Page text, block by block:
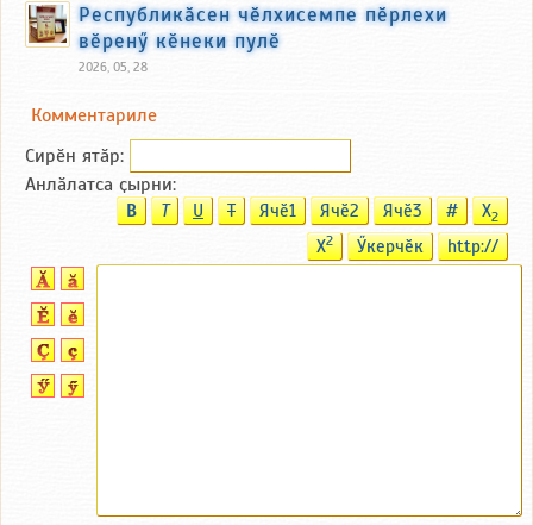
Республикӑсен чӗлхисемпе пӗрлехи
вӗренӳ кӗнеки пулӗ
2026, 05, 28
Комментариле
Сирӗн ятӑp:
Анлӑлатса ҫырни:
B T U T Ячӗ1 Ячӗ2 Ячӗ3 # X2
X2 Ӳкерчӗк http://